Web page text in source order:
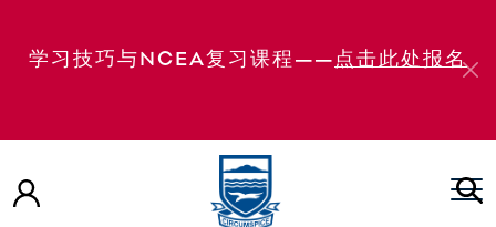
学习技巧与NCEA复习课程——点击此处报名